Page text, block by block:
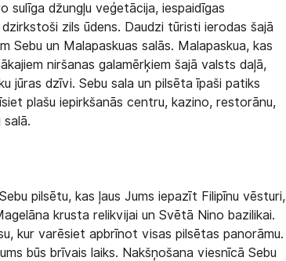
sulīga džungļu veģetācija, iespaidīgas
zils ūdens. Daudzi tūristi ierodas šajā
un Malapaskuas salās. Malapaskua, kas
niršanas galamērķiem šajā valsts daļā,
jūras dzīvi. Sebu sala un pilsēta īpaši patiks
plašu iepirkšanās centru, kazino, restorānu,
salā.
pilsētu, kas ļaus Jums iepazīt Filipīnu vēsturi,
krusta relikvijai un Svētā Nino bazilikai.
kur varēsiet apbrīnot visas pilsētas panorāmu.
būs brīvais laiks. Nakšņošana viesnīcā Sebu